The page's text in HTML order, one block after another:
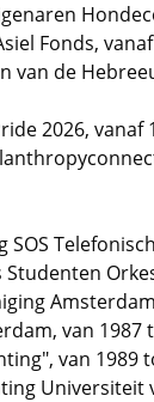
Fonds,
van de
2026, vanaf
Studenten
Amsterdam
van 1987
van 1989
Universiteit